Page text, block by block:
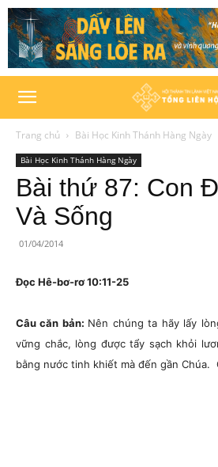
Trang chủ Bài Học Kinh Thánh Hàng Ngày
Bài Học Kinh Thánh Hàng Ngày
Bài thứ 87: Con
Và Sống
01/04/2014
Đọc Hê-bơ-rơ 10:11-25
Câu căn bản: Nên chúng ta hãy lấy
vững chắc, lòng được tẩy sạch khỏi
bằng nước tinh khiết mà đến gần Chúa.